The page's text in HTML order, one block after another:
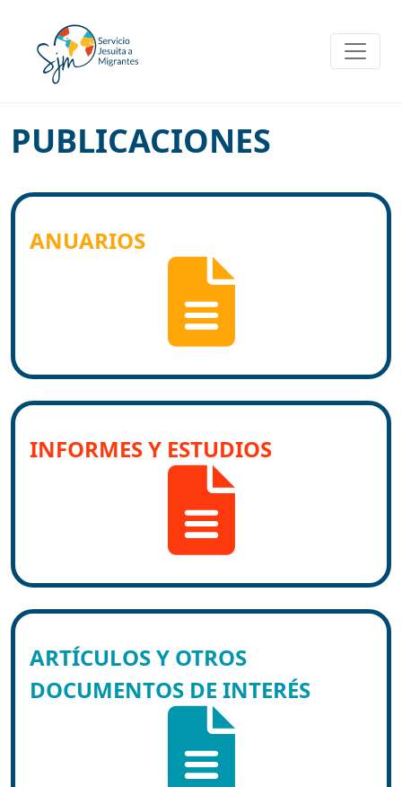
content
PUBLICACIONES
ANUARIOS
INFORMES Y ESTUDIOS
ARTÍCULOS Y OTROS
DOCUMENTOS DE INTERÉS